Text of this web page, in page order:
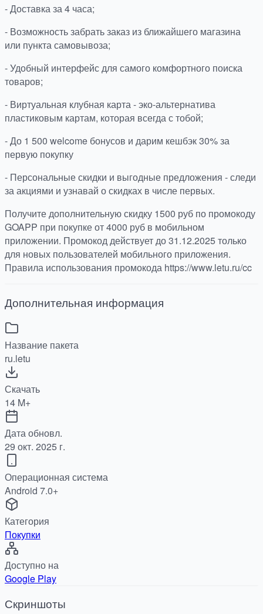
- Доставка за 4 часа;
- Возможность забрать заказ из ближайшего магазина
или пункта самовывоза;
- Удобный интерфейс для самого комфортного поиска
товаров;
- Виртуальная клубная карта - эко-альтернатива
пластиковым картам, которая всегда с тобой;
- До 1 500 welcome бонусов и дарим кешбэк 30% за
первую покупку
- Персональные скидки и выгодные предложения - следи
за акциями и узнавай о скидках в числе первых.
Получите дополнительную скидку 1500 руб по промокоду
GOAPP при покупке от 4000 руб в мобильном
приложении. Промокод действует до 31.12.2025 только
для новых пользователей мобильного приложения.
Правила использования промокода https://www.letu.ru/cc
Дополнительная информация
Название пакета
ru.letu
Скачать
14 M+
Дата обновл.
29 окт. 2025 г.
Операционная система
Android 7.0+
Категория
Покупки
Доступно на
Google Play
Скриншоты